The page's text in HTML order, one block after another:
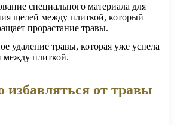
специального материала для
щелей между плиткой, который
прорастание травы.
удаление травы, которая уже успела
между плиткой.
от травы